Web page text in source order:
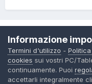
Share
Vai all'indice delle
Informazione
Termini d'utilizzo -
cookies sui vostri PC/
continuamente. Puoi
accettarli integralmente